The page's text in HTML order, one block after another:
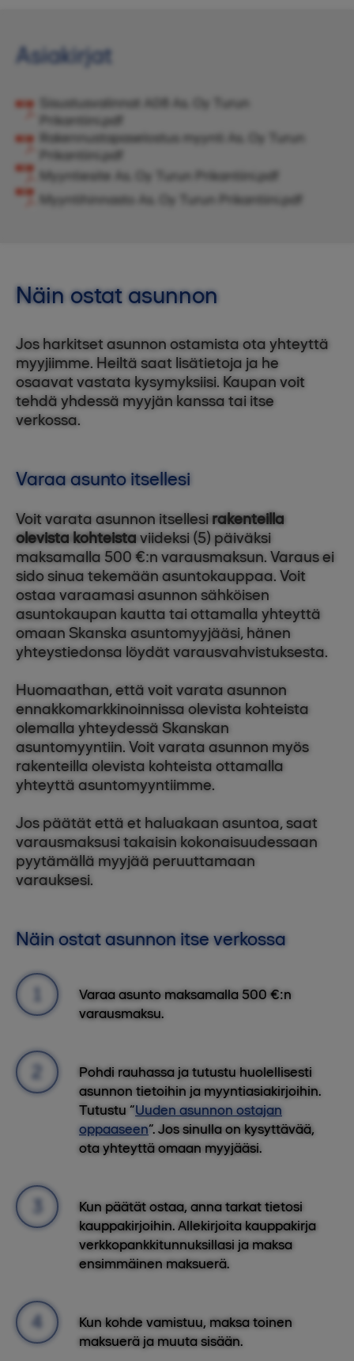
Asiakirjat
Sisustusvalinnat A08 As. Oy Turun
Prikantiini.pdf
Rakennustapaselostus myynti As. Oy Turun
Prikantiini.pdf
Myyntiesite As. Oy Turun Prikantiini.pdf
Myyntihinnasto As. Oy Turun Prikantiini.pdf
Näin ostat asunnon
Jos harkitset asunnon ostamista ota yhteyttä
myyjiimme. Heiltä saat lisätietoja ja he
osaavat vastata kysymyksiisi. Kaupan voit
tehdä yhdessä myyjän kanssa tai itse
verkossa.
Varaa asunto itsellesi
Voit varata asunnon itsellesirakenteilla
olevista kohteistaviideksi (5) päiväksi
maksamalla 500 €:n varausmaksun. Varaus ei
sido sinua tekemään asuntokauppaa. Voit
ostaa varaamasi asunnon sähköisen
asuntokaupan kautta tai ottamalla yhteyttä
omaan Skanska asuntomyyjääsi, hänen
yhteystiedonsa löydät varausvahvistuksesta.
Huomaathan, että voit varata asunnon
ennakkomarkkinoinnissa olevista kohteista
olemalla yhteydessä Skanskan
asuntomyyntiin. Voit varata asunnon myös
rakenteilla olevista kohteista ottamalla
yhteyttä asuntomyyntiimme.
Jos päätät että et haluakaan asuntoa, saat
varausmaksusi takaisin kokonaisuudessaan
pyytämällä myyjää peruuttamaan
varauksesi.
Näin ostat asunnon itse verkossa
Varaa asunto maksamalla 500 €:n
varausmaksu.
Pohdi rauhassa ja tutustu huolellisesti
asunnon tietoihin ja myyntiasiakirjoihin.
Tutustu “Uuden asunnon ostajan
oppaaseen”. Jos sinulla on kysyttävää,
ota yhteyttä omaan myyjääsi.
Kun päätät ostaa, anna tarkat tietosi
kauppakirjoihin. Allekirjoita kauppakirja
verkkopankkitunnuksillasi ja maksa
ensimmäinen maksuerä.
Kun kohde vamistuu, maksa toinen
maksuerä ja muuta sisään.